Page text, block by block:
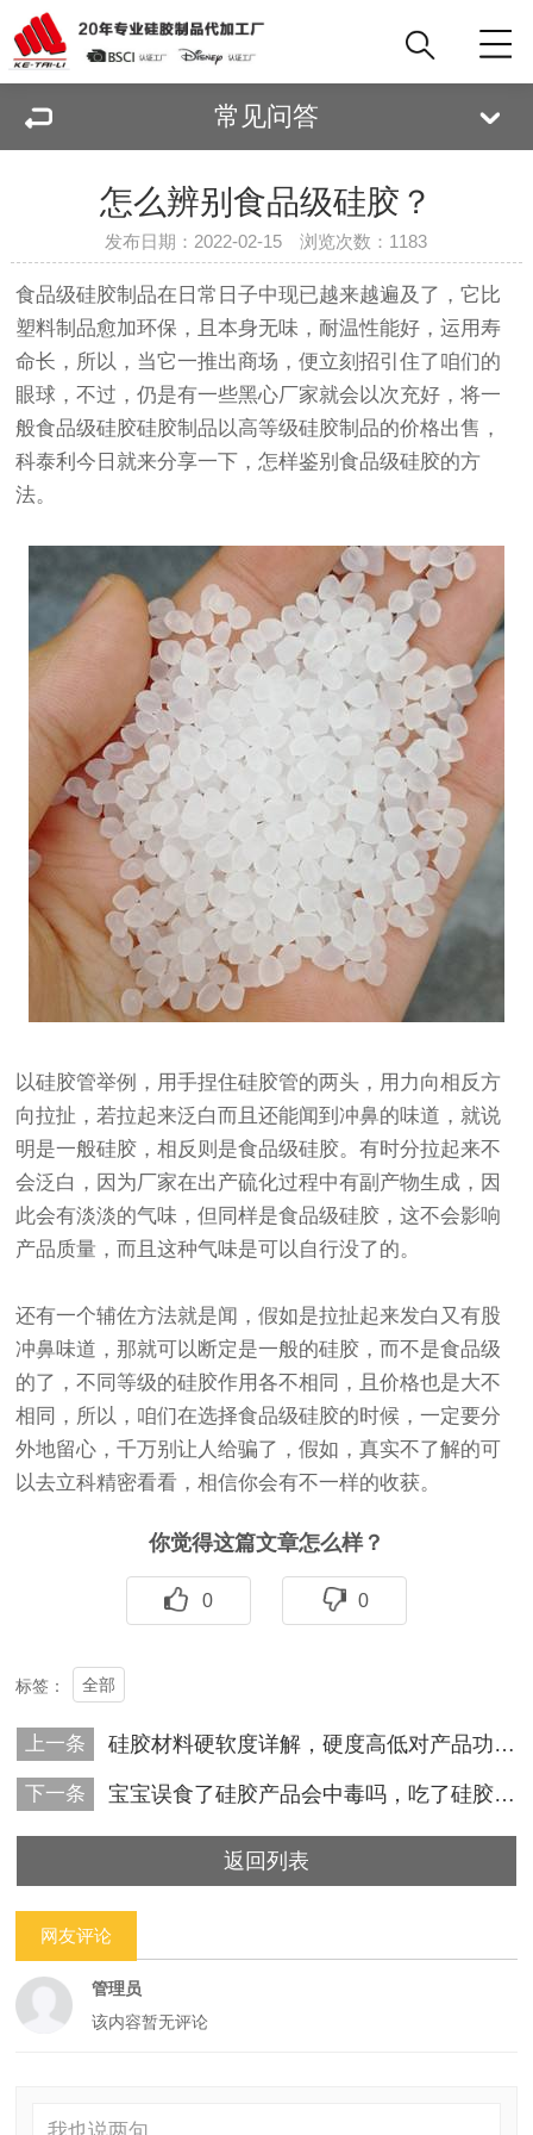
常见问答
怎么辨别食品级硅胶？
发布日期：2022-02-15 浏览次数： 1183
食品级硅胶制品在日常日子中现已越来越遍及了，它比
塑料制品愈加环保，且本身无味，耐温性能好，运用寿
命长，所以，当它一推出商场，便立刻招引住了咱们的
眼球，不过，仍是有一些黑心厂家就会以次充好，将一
般食品级硅胶硅胶制品以高等级硅胶制品的价格出售，
科泰利今日就来分享一下，怎样鉴别食品级硅胶的方
法。
以硅胶管举例，用手捏住硅胶管的两头，用力向相反方
向拉扯，若拉起来泛白而且还能闻到冲鼻的味道，就说
明是一般硅胶，相反则是食品级硅胶。有时分拉起来不
会泛白，因为厂家在出产硫化过程中有副产物生成，因
此会有淡淡的气味，但同样是食品级硅胶，这不会影响
产品质量，而且这种气味是可以自行没了的。
还有一个辅佐方法就是闻，假如是拉扯起来发白又有股
冲鼻味道，那就可以断定是一般的硅胶，而不是食品级
的了，不同等级的硅胶作用各不相同，且价格也是大不
相同，所以，咱们在选择食品级硅胶的时候，一定要分
外地留心，千万别让人给骗了，假如，真实不了解的可
以去立科精密看看，相信你会有不一样的收获。
你觉得这篇文章怎么样？
0 0
标签： 全部
上一条 硅胶材料硬软度详解，硬度高低对产品功效有影响吗？
下一条 宝宝误食了硅胶产品会中毒吗，吃了硅胶怎么办？
返回列表
网友评论
管理员
该内容暂无评论